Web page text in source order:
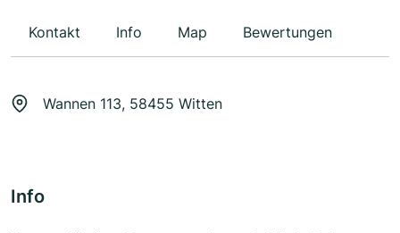
Kontakt Info Map Bewertungen
Wannen 113, 58455 Witten
Info